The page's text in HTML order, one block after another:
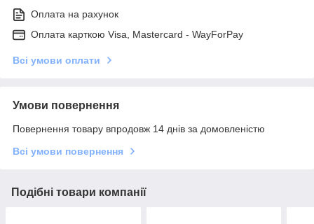
Оплата на рахунок
Оплата карткою Visa, Mastercard - WayForPay
Всі умови оплати
Умови повернення
Повернення товару впродовж 14 днів за домовленістю
Всі умови повернення
Подібні товари компанії